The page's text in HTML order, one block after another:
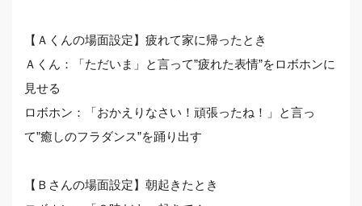
【Ａくんの場面設定】疲れて家に帰ったとき
Ａくん：「ただいま」と言って”疲れた表情”をロボホンに
見せる
ロボホン：「おかえりなさい！頑張ったね！」と言っ
て”癒しのフラダンス”を踊り出す
【Ｂさんの場面設定】朝起きたとき